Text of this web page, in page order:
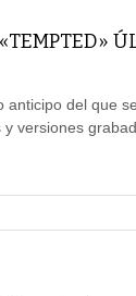
del que
versiones